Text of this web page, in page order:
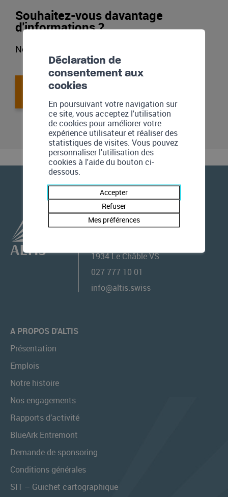
Souhaitez-vous davantage
d'informations ?
Nos spécialistes sont à votre disposition !
Nous contacter
ALTIS GROUPE SA
1934Le Châble VS
027 777 10 01
info@altis.swiss
A PROPOS D'ALTIS
Présentation
Emplois
Notre histoire
Nos engagements
Rapports d’activité
BlueArk Entremont
Demande de sponsoring
Conditions générales
SIT – Guichet cartographique
Déclaration de
consentement aux
cookies
En poursuivant votre navigation sur
ce site, vous acceptez l'utilisation
de cookies pour améliorer votre
expérience utilisateur et réaliser des
statistiques de visites. Vous pouvez
personnaliser l'utilisation des
cookies à l'aide du bouton ci-
dessous.
Accepter
Refuser
Mes préférences